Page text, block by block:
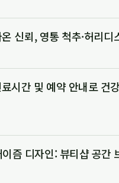
신뢰, 영통 척추·허리디
시간 및 예약 안내로
즘 디자인: 뷰티샵 공간